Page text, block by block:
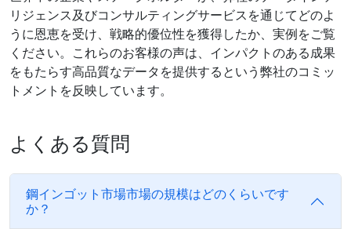
リジェンス及びコンサルティングサービスを通じてどのよ
うに恩恵を受け、戦略的優位性を獲得したか、実例をご覧
ください。これらのお客様の声は、インパクトのある成果
をもたらす高品質なデータを提供するという弊社のコミッ
トメントを反映しています。
よくある質問
鋼インゴット市場市場の規模はどのくらいです
か？